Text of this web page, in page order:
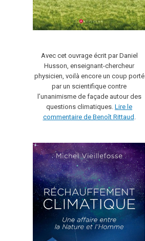
Avec cet ouvrage écrit par Daniel
Husson, enseignant-chercheur
physicien, voilà encore un coup porté
par un scientifique contre
l’unanimisme de façade autour des
questions climatiques. Lire le
commentaire de Benoît Rittaud